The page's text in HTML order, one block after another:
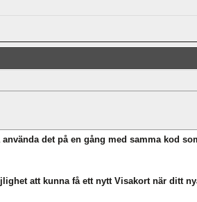
det på en gång med samma kod
att kunna få ett nytt Visakort när ditt